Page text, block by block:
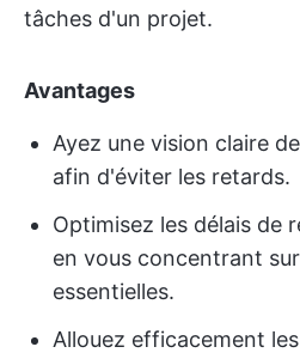
tâches d'un projet.
Avantages
Ayez une vision claire
afin d'éviter les retards.
Optimisez les délais de
en vous concentrant
essentielles.
Allouez efficacement